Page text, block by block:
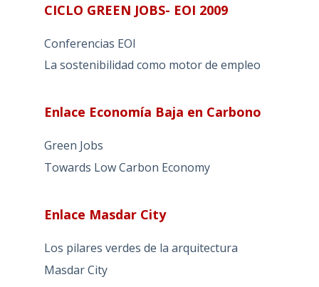
CICLO GREEN JOBS- EOI 2009
Conferencias EOI
La sostenibilidad como motor de empleo
Enlace Economía Baja en Carbono
Green Jobs
Towards Low Carbon Economy
Enlace Masdar City
Los pilares verdes de la arquitectura
Masdar City